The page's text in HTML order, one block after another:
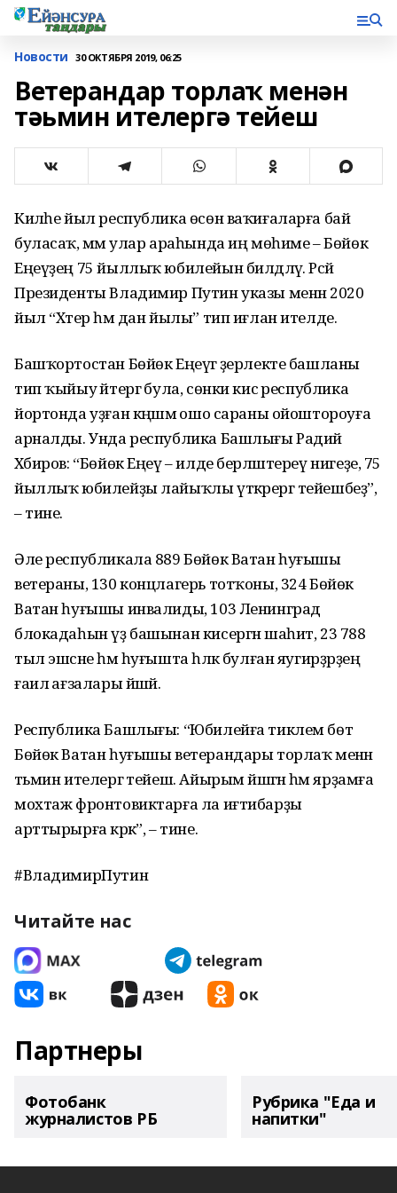
Новости 30 ОКТЯБРЯ 2019, 06:25
Ветерандар торлаҡ менән
тәьмин ителергә тейеш
Киләһе йыл республика өсөн ваҡиғаларға бай
буласаҡ, әммә улар араһында иң мөһиме – Бөйөк
Еңеүҙең 75 йыллыҡ юбилейын билдәләү. Рәсәй
Президенты Владимир Путин указы менән 2020
йыл “Хәтер һәм дан йылы” тип иғлан ителде.
Башҡортостан Бөйөк Еңеүгә әҙерлекте башланы
тип ҡыйыу әйтергә була, сөнки кисә республика
йортонда уҙған кәңәшмә ошо сараны ойоштороуға
арналды. Унда республика Башлығы Радий
Хәбиров: “Бөйөк Еңеү – илде берләштереү нигеҙе, 75
йыллыҡ юбилейҙы лайыҡлы үткәрергә тейешбеҙ”,
– тине.
Әле республикала 889 Бөйөк Ватан һуғышы
ветераны, 130 концлагерь тотҡоны, 324 Бөйөк
Ватан һуғышы инвалиды, 103 Ленинград
блокадаһын үҙ башынан кисергән шаһит, 23 788
тыл эшсәне һәм һуғышта һәләк булған яугирҙәрҙең
ғаилә ағзалары йәшәй.
Республика Башлығы: “Юбилейға тиклем бөтә
Бөйөк Ватан һуғышы ветерандары торлаҡ менән
тәьмин ителергә тейеш. Айырым йәшәгән һәм ярҙамға
мохтаж фронтовиктарға ла иғтибарҙы
арттырырға кәрәк”, – тине.
#ВладимирПутин
Читайте нас
Партнеры
Фотобанк
журналистов РБ
Рубрика "Еда и
напитки"